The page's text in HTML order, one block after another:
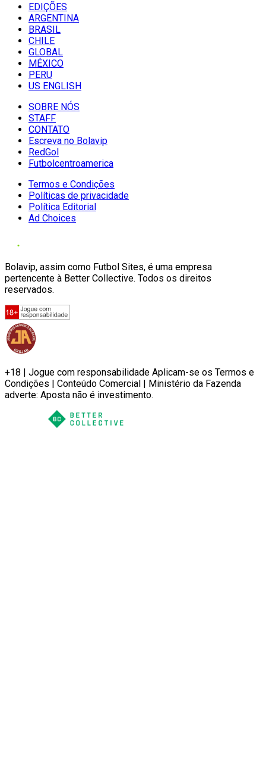
EDIÇÕES
ARGENTINA
BRASIL
CHILE
GLOBAL
MÉXICO
PERU
US ENGLISH
SOBRE NÓS
STAFF
CONTATO
Escreva no Bolavip
RedGol
Futbolcentroamerica
Termos e Condições
Políticas de privacidade
Política Editorial
Ad Choices
Bolavip, assim como Futbol Sites, é uma empresa
pertencente à Better Collective. Todos os direitos
reservados.
+18 | Jogue com responsabilidade Aplicam-se os Termos e
Condições | Conteúdo Comercial | Ministério da Fazenda
adverte: Aposta não é investimento.